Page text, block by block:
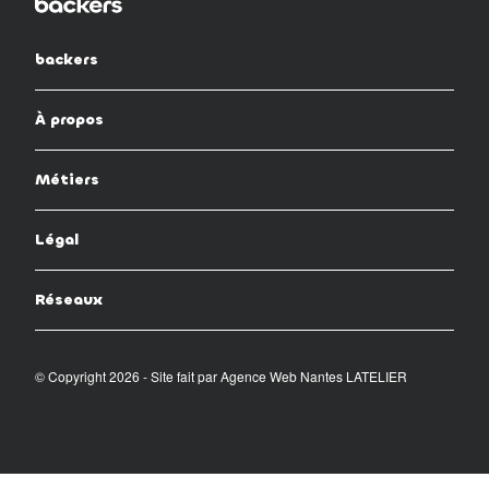
backers
À propos
Métiers
Légal
Réseaux
© Copyright 2026 - Site fait parAgence Web Nantes LATELIER